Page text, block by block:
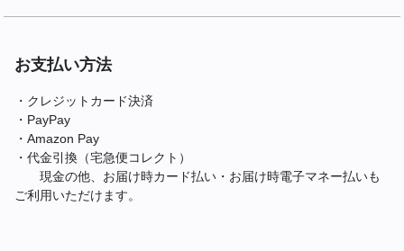
お支払い方法
・クレジットカード決済
・PayPay
・Amazon Pay
・代金引換（宅急便コレクト）
現金の他、お届け時カード払い・お届け時電子マネー払いも
ご利用いただけます。